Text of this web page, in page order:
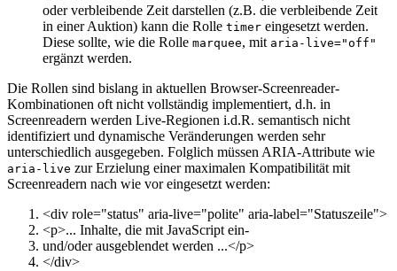
oder verbleibende Zeit darstellen (z.B. die verbleibende Zeit
in einer Auktion) kann die Rolle timer eingesetzt werden.
Diese sollte, wie die Rolle marquee, mit aria-live="off"
ergänzt werden.
Die Rollen sind bislang in aktuellen Browser-Screenreader-
Kombinationen oft nicht vollständig implementiert, d.h. in
Screenreadern werden Live-Regionen i.d.R. semantisch nicht
identifiziert und dynamische Veränderungen werden sehr
unterschiedlich ausgegeben. Folglich müssen ARIA-Attribute wie
aria-live zur Erzielung einer maximalen Kompatibilität mit
Screenreadern nach wie vor eingesetzt werden:
<div role="status" aria-live="polite" aria-label="Statuszeile">
<p>... Inhalte, die mit JavaScript ein-
und/oder ausgeblendet werden ...</p>
</div>